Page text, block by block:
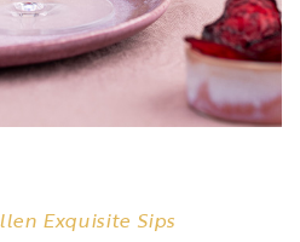
Exquisite Sips